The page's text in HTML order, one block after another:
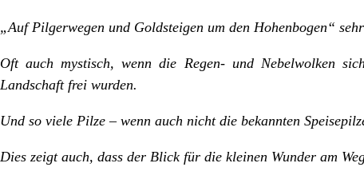
„Auf Pilgerwegen und Goldsteigen um den Hohenbogen“
Oft auch mystisch, wenn die Regen- und Nebelwolken
Landschaft frei wurden.
Und so viele Pilze – wenn auch nicht die bekannten
Dies zeigt auch, dass der Blick für die kleinen Wunder am